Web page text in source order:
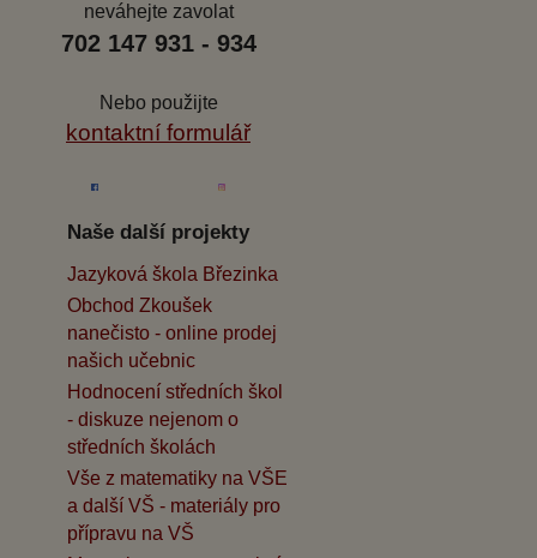
neváhejte zavolat
702 147 931 - 934
Nebo použijte
kontaktní formulář
Naše další projekty
Jazyková škola Březinka
Obchod Zkoušek
nanečisto - online prodej
našich učebnic
Hodnocení středních škol
- diskuze nejenom o
středních školách
Vše z matematiky na VŠE
a další VŠ - materiály pro
přípravu na VŠ